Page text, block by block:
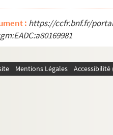
d'Arras au rhingrave.
Philippe II à l'évêque d'Arras.
plénipotentiaires espagnols au
roi Philippe II à Ruy Gomez et à
Le sr de Famars à l'évêque
de Feria aux
: https://ccfr.bnf.fr/
Mentions Légales